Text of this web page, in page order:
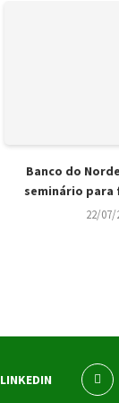
Banco do
seminário
22/07/
LINKEDIN